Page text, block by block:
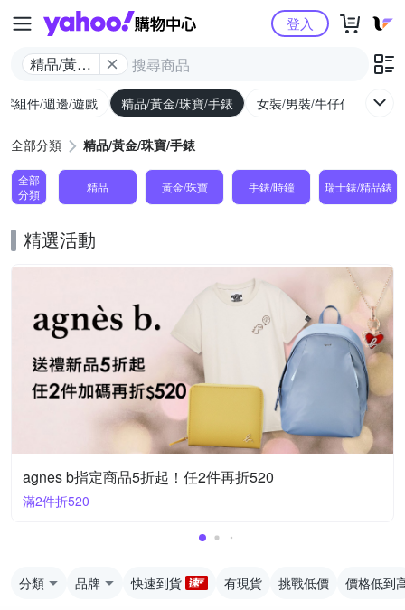
Yahoo購物中心
精品/黃金/
登入
組件/週邊/遊戲 精品/黃金/珠寶/手錶 女裝/男裝/牛仔休閒
全部分類 精品/黃金/珠寶/手錶
全部
分類
精品 黃金/珠寶 手錶/時鐘 瑞士錶/精品錶
精選活動
agnes b指定商品5折起！任2件再折520
滿2件折520
分類 品牌 快速到貨 有現貨 挑戰低價 價格低到